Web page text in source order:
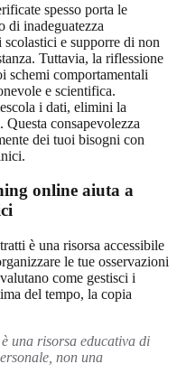
spesso porta le
di inadeguatezza
e supporre di non
Tuttavia, la riflessione
schemi comportamentali
e scientifica.
i dati, elimini la
consapevolezza
dei tuoi bisogni con
online aiuta a
è una risorsa accessibile
le tue osservazioni
come gestisci i
del tempo, la copia
una risorsa educativa di
non una